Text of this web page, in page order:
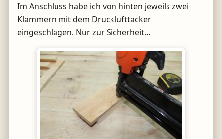
Im Anschluss habe ich von hinten jeweils zwei
Klammern mit dem Drucklufttacker
eingeschlagen. Nur zur Sicherheit…